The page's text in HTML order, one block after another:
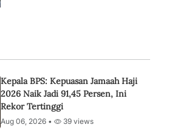
Kepala BPS: Kepuasan Jamaah Haji
2026 Naik Jadi 91,45 Persen, Ini
Rekor Tertinggi
Aug 06, 2026 • 39 views